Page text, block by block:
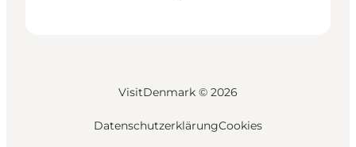
VisitDenmark © 2026
DatenschutzerklärungCookies